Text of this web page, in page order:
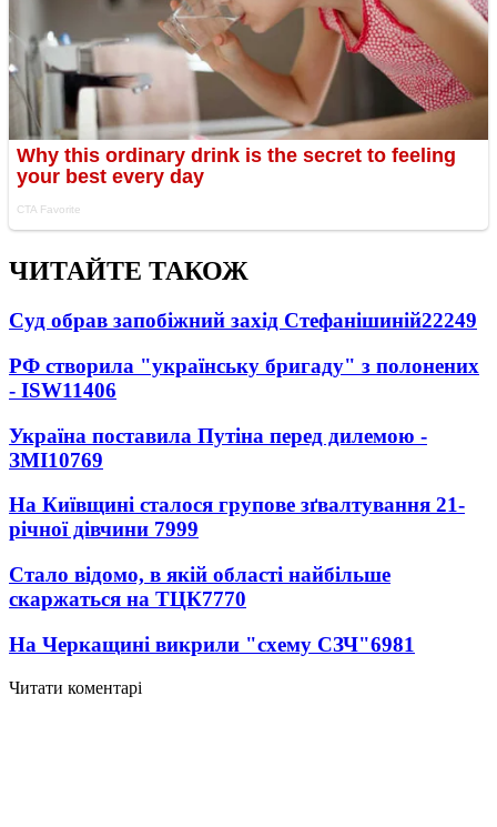
ЧИТАЙТЕ ТАКОЖ
Суд обрав запобіжний захід Стефанішиній22249
РФ створила "українську бригаду" з полонених
- ISW11406
Україна поставила Путіна перед дилемою -
ЗМІ10769
На Київщині сталося групове зґвалтування 21-
річної дівчини 7999
Стало відомо, в якій області найбільше
скаржаться на ТЦК7770
На Черкащині викрили "схему СЗЧ"6981
Читати коментарі